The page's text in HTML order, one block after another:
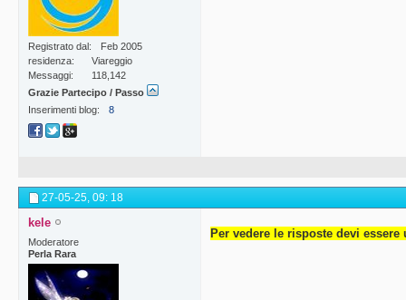
Registrato dal
Feb 2005
residenza
Viareggio
Messaggi
118,142
Grazie Partecipo / Passo
Inserimenti blog
8
27-05-25, 09: 18
kele
Moderatore
Perla Rara
Per vedere le risposte devi